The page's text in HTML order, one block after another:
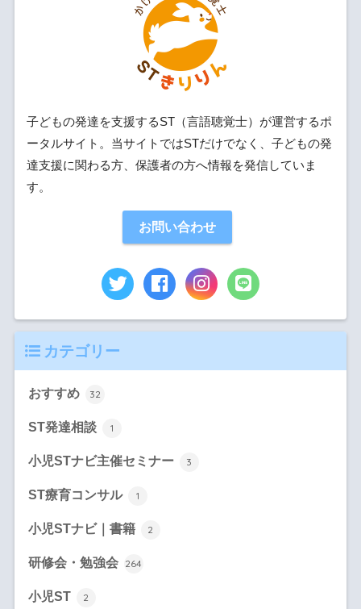
子どもの発達を支援するST（言語聴覚士）が運営するポ
ータルサイト。当サイトではSTだけでなく、子どもの発
達支援に関わる方、保護者の方へ情報を発信していま
す。
お問い合わせ
カテゴリー
おすすめ 32
ST発達相談 1
小児STナビ主催セミナー 3
ST療育コンサル 1
小児STナビ｜書籍 2
研修会・勉強会 264
小児ST 2